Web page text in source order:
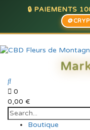
🔒 PAIEMENTS
🪙
0
0,00 €
Boutique